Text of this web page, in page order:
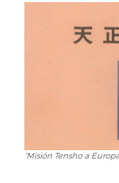
(Signatura
“Misión
“Misión Tensho a